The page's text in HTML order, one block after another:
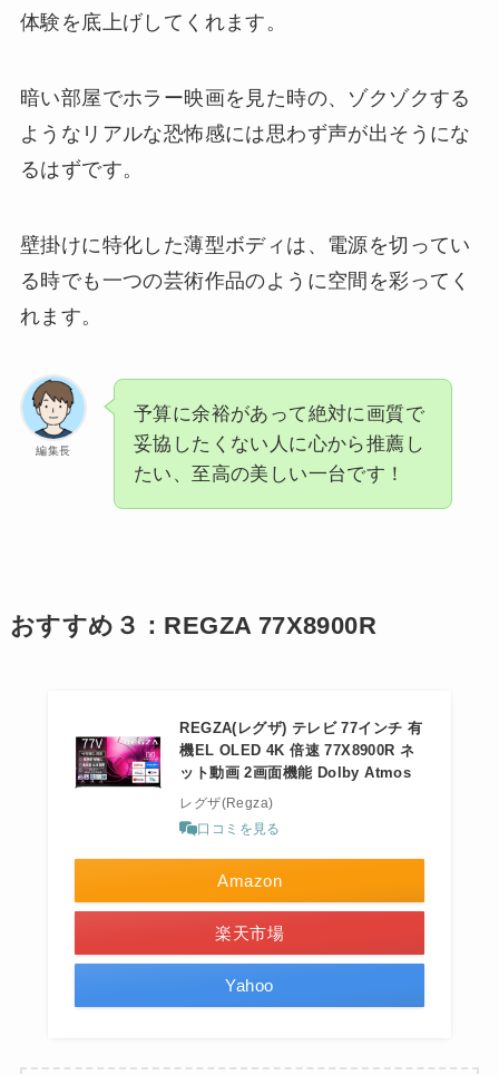
体験を底上げしてくれます。
暗い部屋でホラー映画を見た時の、ゾクゾクする
ようなリアルな恐怖感には思わず声が出そうにな
るはずです。
壁掛けに特化した薄型ボディは、電源を切ってい
る時でも一つの芸術作品のように空間を彩ってく
れます。
編集長
予算に余裕があって絶対に画質で
妥協したくない人に心から推薦し
たい、至高の美しい一台です！
おすすめ３：REGZA 77X8900R
REGZA(レグザ) テレビ 77インチ 有
機EL OLED 4K 倍速 77X8900R ネ
ット動画 2画面機能 Dolby Atmos
レグザ(Regza)
口コミを見る
Amazon
楽天市場
Yahoo